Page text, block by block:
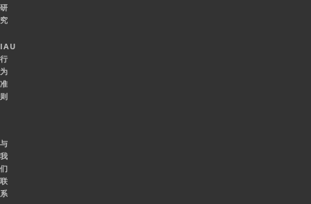
研
究
IAU
行
为
准
则
与
我
们
联
系